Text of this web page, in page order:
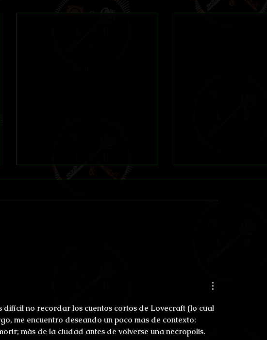
difícil no recordar los cuentos cortos de Lovecraft (lo cual
me encuentro deseando un poco mas de contexto:
más de la ciudad antes de volverse una necropolis.